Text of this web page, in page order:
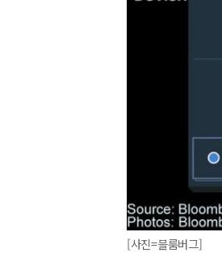
[사진=블룸버그]